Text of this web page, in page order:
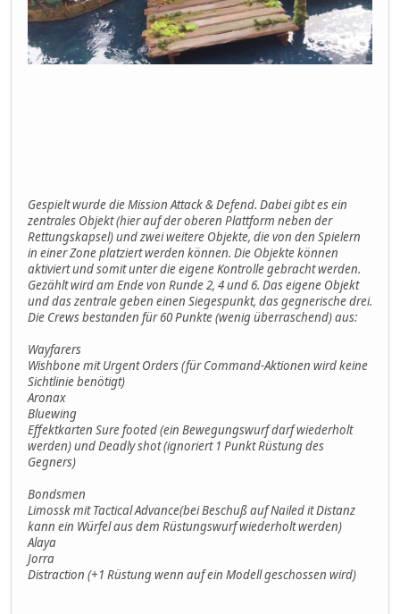
Gespielt wurde die Mission Attack & Defend. Dabei gibt es ein
zentrales Objekt (hier auf der oberen Plattform neben der
Rettungskapsel) und zwei weitere Objekte, die von den Spielern
in einer Zone platziert werden können. Die Objekte können
aktiviert und somit unter die eigene Kontrolle gebracht werden.
Gezählt wird am Ende von Runde 2, 4 und 6. Das eigene Objekt
und das zentrale geben einen Siegespunkt, das gegnerische drei.
Die Crews bestanden für 60 Punkte (wenig überraschend) aus:
Wayfarers
Wishbone mit Urgent Orders (für Command-Aktionen wird keine
Sichtlinie benötigt)
Aronax
Bluewing
Effektkarten Sure footed (ein Bewegungswurf darf wiederholt
werden) und Deadly shot (ignoriert 1 Punkt Rüstung des
Gegners)
Bondsmen
Limossk mit Tactical Advance(bei Beschuß auf Nailed it Distanz
kann ein Würfel aus dem Rüstungswurf wiederholt werden)
Alaya
Jorra
Distraction (+1 Rüstung wenn auf ein Modell geschossen wird)